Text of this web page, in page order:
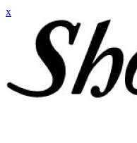
x